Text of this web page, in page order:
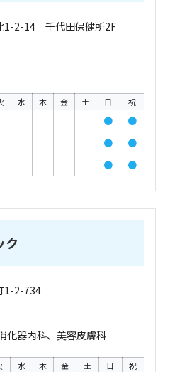
1-2-14 千代田保健所2F
水 木 金 土 日 祝
●
●
●
●
● ●
ク
1-2-734
化器内科、美容皮膚科
水 木 金 土 日 祝